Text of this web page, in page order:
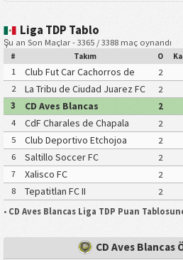
Liga TDP Tablo
Şu an Son Maçlar - 3365 / 3388 maç oynandı
# Takım O
1
Club Fut Car Cachorros de
Leon
2
2
La Tribu de Ciudad Juarez FC 2
3
CD Aves Blancas 2
4
CdF Charales de Chapala 2
5
Club Deportivo Etchojoa 2
6
Saltillo Soccer FC 2
7
Xalisco FC 2
8
Tepatitlan FC II 2
• CD Aves Blancas Liga TDP Puan
CD Aves Blancas